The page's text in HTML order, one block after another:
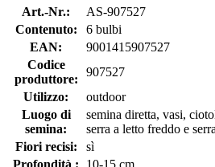
Art.-Nr.:
AS-907527
Contenuto:
6 bulbi
EAN:
9001415907527
Codice
produttore:
907527
Utilizzo:
outdoor
Luogo di
semina:
semina diretta, vasi,
serra a letto freddo e serra
Fiori recisi:
sì
Profondità :
10-15 cm